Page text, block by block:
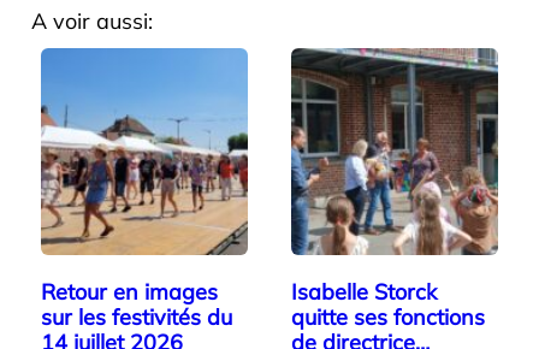
A voir aussi:
Retour en images
sur les festivités du
14 juillet 2026
Isabelle Storck
quitte ses fonctions
de directrice…